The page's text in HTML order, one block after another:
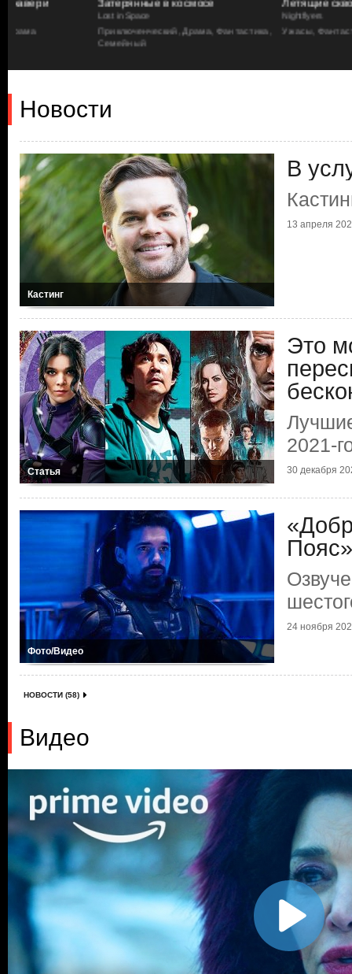
Приключенческий, Драма, Фантастика,
Ужасы, Фантастика, Драма
Новости
Кастинг
В
13 апреля
Статья
Это
2021-
30 декабря
Фото/Видео
Пояс»
24 ноября
НОВОСТИ (58)
Видео